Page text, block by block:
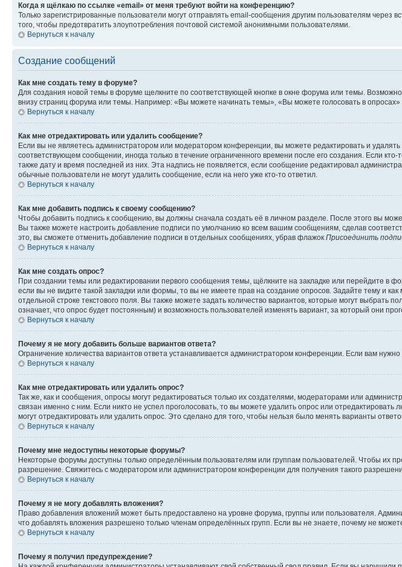
Когда я щёлкаю по ссылке «email» от меня требуют войти на конференцию?
Только зарегистрированные пользователи могут отправлять email-сообщения другим пользователям
того, чтобы предотвратить злоупотребления почтовой системой анонимными пользователями.
Вернуться к началу
Создание сообщений
Как мне создать тему в форуме?
Для создания новой темы в форуме щелкните по соответствующей кнопке в окне форума или темы.
внизу страниц форума или темы. Например: «Вы можете начинать темы», «Вы можете голосовать в опросах»
Вернуться к началу
Как мне отредактировать или удалить сообщение?
Если вы не являетесь администратором или модератором конференции, вы можете редактировать и
соответствующем сообщении, иногда только в течение ограниченного времени после его создания. Если
также дату и время последней из них. Эта надпись не появляется, если сообщение редактировал
обычные пользователи не могут удалить сообщение, если на него уже кто-то ответил.
Вернуться к началу
Как мне добавить подпись к своему сообщению?
Чтобы добавить подпись к сообщению, вы должны сначала создать её в личном разделе. После этого вы
Вы также можете настроить добавление подписи по умолчанию ко всем вашим сообщениям, сделав
это, вы сможете отменить добавление подписи в отдельных сообщениях, убрав флажок Присоединить
Вернуться к началу
Как мне создать опрос?
При создании темы или редактировании первого сообщения темы, щёлкните на закладке или перейдите в
если вы не видите такой закладки или формы, то вы не имеете прав на создание опросов. Задайте тему и
отдельной строке текстового поля. Вы также можете задать количество вариантов, которые могут
означает, что опрос будет постоянным) и возможность пользователей изменять вариант, за который они
Вернуться к началу
Почему я не могу добавить больше вариантов ответа?
Ограничение количества вариантов ответа устанавливается администратором конференции. Если вам
Вернуться к началу
Как мне отредактировать или удалить опрос?
Так же, как и сообщения, опросы могут редактироваться только их создателями, модераторами или
связан именно с ним. Если никто не успел проголосовать, то вы можете удалить опрос или
могут отредактировать или удалить опрос. Это сделано для того, чтобы нельзя было менять варианты
Вернуться к началу
Почему мне недоступны некоторые форумы?
Некоторые форумы доступны только определённым пользователям или группам пользователей. Чтобы их
разрешение. Свяжитесь с модератором или администратором конференции для получения такого
Вернуться к началу
Почему я не могу добавлять вложения?
Право добавления вложений может быть предоставлено на уровне форума, группы или пользователя.
что добавлять вложения разрешено только членам определённых групп. Если вы не знаете, почему не
Вернуться к началу
Почему я получил предупреждение?